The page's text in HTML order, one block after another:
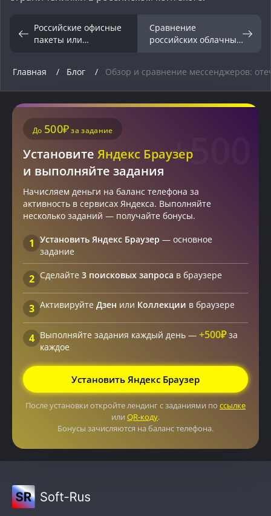
Российские офисные
пакеты или
Сравнение
российских облачных
Главная Блог Обзор и сравнение мессенджеров:
+500
До 500₽за задание
Установите Яндекс Браузер
и выполняйте задания
Начисляем деньги на баланс телефона за
активность в сервисах Яндекса. Выполняйте
несколько заданий — получайте бонусы.
1 Установить Яндекс Браузер — основное
задание
2 Сделайте 3 поисковых запроса в браузере
3 Активируйте Дзен или Коллекции в браузере
4 Выполняйте задания каждый день — +500₽за
каждое
Установить Яндекс Браузер
После установки откройте лендинг с заданиями по ссылке
или QR-коду.
Бонусы зачисляются на баланс телефона.